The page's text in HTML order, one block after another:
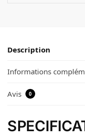
Description
Informations
Avis 0